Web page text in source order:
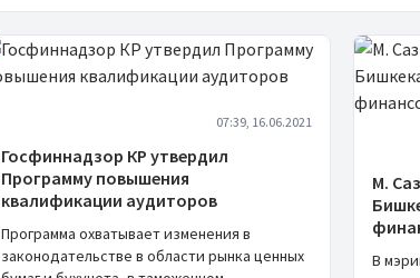
07:39, 16.06.2021
Госфиннадзор КР утвердил
Программу повышения
квалификации аудиторов
Программа охватывает изменения в
законодательстве в области рынка ценных
М.
В